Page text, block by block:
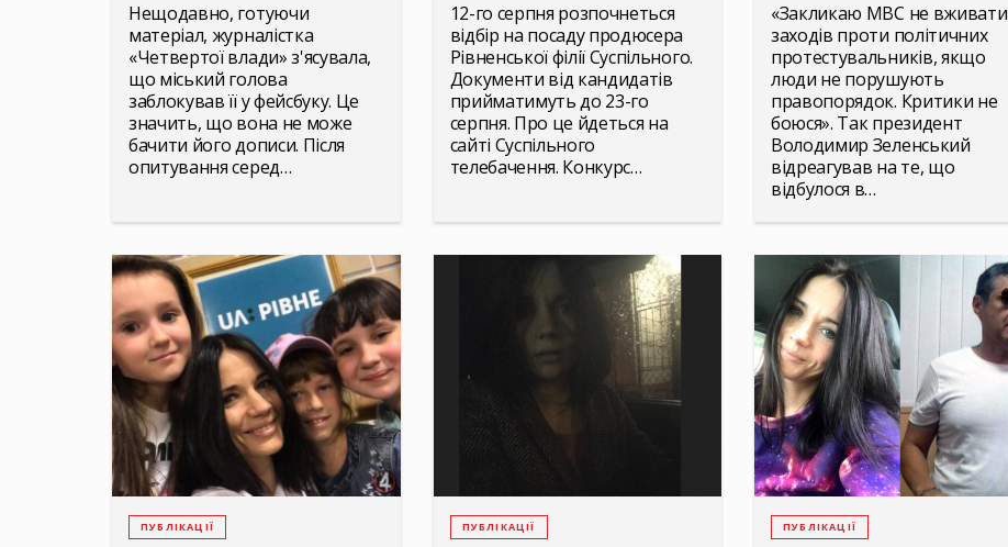
Нещодавно, готуючи
матеріал, журналістка
«Четвертої влади» з'ясувала,
що міський голова
заблокував її у фейсбуку. Це
значить, що вона не може
бачити його дописи. Після
опитування серед…
12-го серпня розпочнеться
відбір на посаду продюсера
Рівненської філії Суспільного.
Документи від кандидатів
прийматимуть до 23-го
серпня. Про це йдеться на
сайті Суспільного
телебачення. Конкурс…
«Закликаю МВС не вживати
заходів проти політичних
протестувальників, якщо
люди не порушують
правопорядок. Критики не
боюся». Так президент
Володимир Зеленський
відреагував на те, що
відбулося в…
ПУБЛІКАЦІЇ ПУБЛІКАЦІЇ ПУБЛІКАЦІЇ